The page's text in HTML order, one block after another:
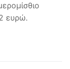
ευρώ.